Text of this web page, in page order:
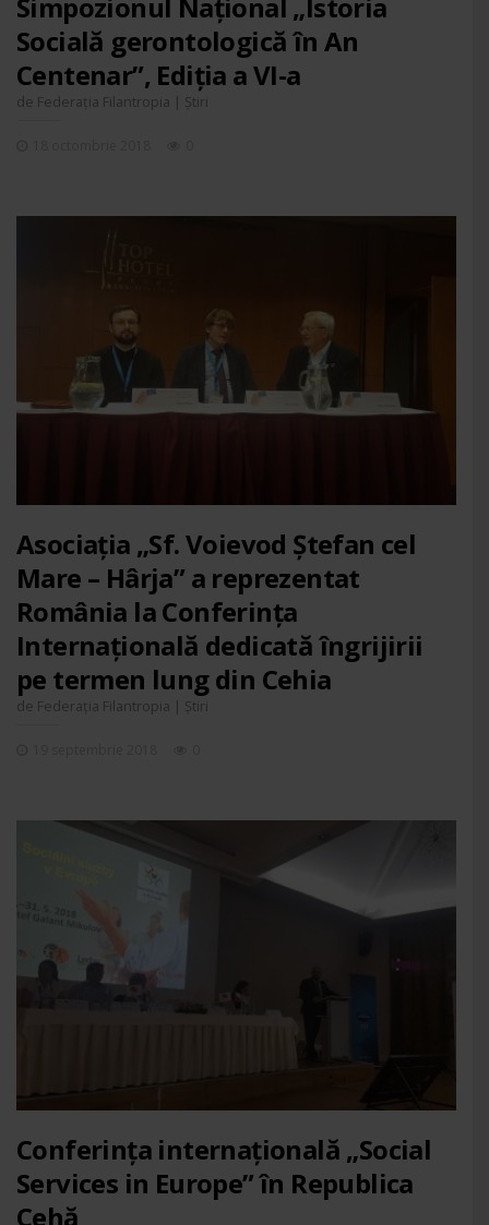
Socială gerontologică în An
Centenar”, Ediția a VI-a
de Federația Filantropia | Știri
Asociația „Sf. Voievod Ștefan cel
Mare – Hârja” a reprezentat
România la Conferința
Internațională dedicată îngrijirii
pe termen lung din Cehia
de Federația Filantropia | Știri
Conferința internațională „Social
Services in Europe” în Republica
Cehă